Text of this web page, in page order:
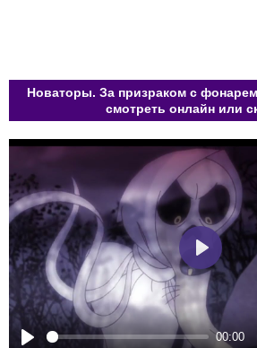
Новаторы. За призраком с фонарем
смотреть онлайн или
00:00
Play